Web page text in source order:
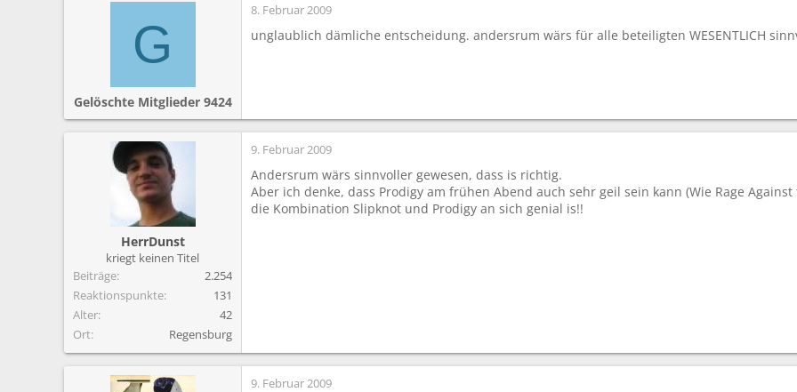
G
Gelöschte Mitglieder 9424
8. Februar 2009
unglaublich dämliche entscheidung. andersrum wärs für alle beteiligten WESENTLICH
HerrDunst
kriegt keinen Titel
Beiträge
2.254
Reaktionspunkte
131
Alter
42
Ort
Regensburg
9. Februar 2009
Andersrum wärs sinnvoller gewesen, dass is richtig.
Aber ich denke, dass Prodigy am frühen Abend auch sehr geil sein kann (Wie Rage
die Kombination Slipknot und Prodigy an sich genial is!!
9. Februar 2009